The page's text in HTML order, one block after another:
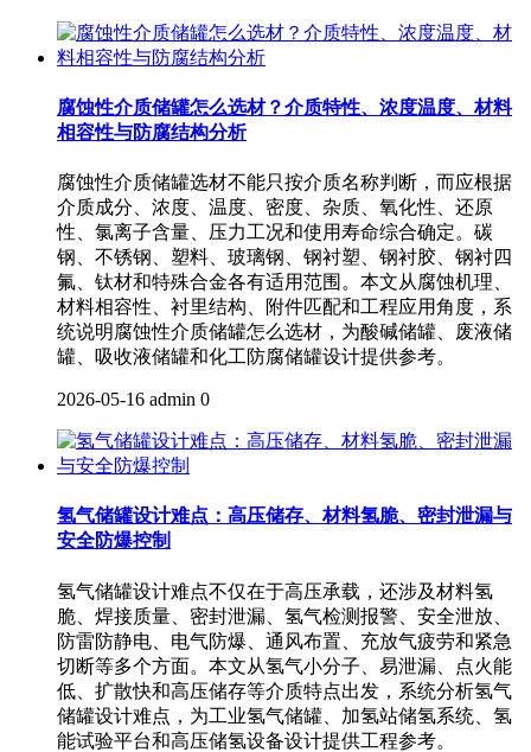
腐蚀性介质储罐怎么选材？介质特性、浓度温度、材料
相容性与防腐结构分析
腐蚀性介质储罐选材不能只按介质名称判断，而应根据
介质成分、浓度、温度、密度、杂质、氧化性、还原
性、氯离子含量、压力工况和使用寿命综合确定。碳
钢、不锈钢、塑料、玻璃钢、钢衬塑、钢衬胶、钢衬四
氟、钛材和特殊合金各有适用范围。本文从腐蚀机理、
材料相容性、衬里结构、附件匹配和工程应用角度，系
统说明腐蚀性介质储罐怎么选材，为酸碱储罐、废液储
罐、吸收液储罐和化工防腐储罐设计提供参考。
2026-05-16 admin 0
氢气储罐设计难点：高压储存、材料氢脆、密封泄漏与
安全防爆控制
氢气储罐设计难点不仅在于高压承载，还涉及材料氢
脆、焊接质量、密封泄漏、氢气检测报警、安全泄放、
防雷防静电、电气防爆、通风布置、充放气疲劳和紧急
切断等多个方面。本文从氢气小分子、易泄漏、点火能
低、扩散快和高压储存等介质特点出发，系统分析氢气
储罐设计难点，为工业氢气储罐、加氢站储氢系统、氢
能试验平台和高压储氢设备设计提供工程参考。